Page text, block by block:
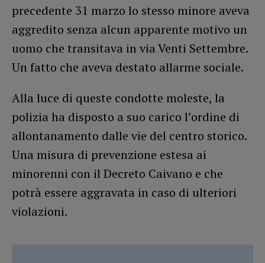
precedente 31 marzo lo stesso minore aveva
aggredito senza alcun apparente motivo un
uomo che transitava in via Venti Settembre.
Un fatto che aveva destato allarme sociale.
Alla luce di queste condotte moleste, la
polizia ha disposto a suo carico l’ordine di
allontanamento dalle vie del centro storico.
Una misura di prevenzione estesa ai
minorenni con il Decreto Caivano e che
potrà essere aggravata in caso di ulteriori
violazioni.